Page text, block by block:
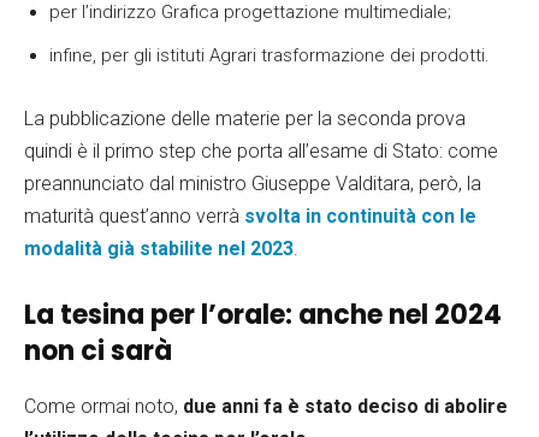
per l’indirizzo Grafica progettazione multimediale;
infine, per gli istituti Agrari trasformazione dei prodotti.
La pubblicazione delle materie per la seconda prova
quindi è il primo step che porta all’esame di Stato: come
preannunciato dal ministro Giuseppe Valditara, però, la
maturità quest’anno verrà svolta in continuità con le
modalità già stabilite nel 2023.
La tesina per l’orale: anche nel 2024
non ci sarà
Come ormai noto, due anni fa è stato deciso di abolire